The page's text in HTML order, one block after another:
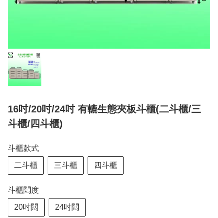
16吋/20吋/24吋 有轆生態夾板斗櫃(二斗櫃/三
斗櫃/四斗櫃)
斗櫃款式
二斗櫃 三斗櫃 四斗櫃
斗櫃闊度
20吋闊 24吋闊